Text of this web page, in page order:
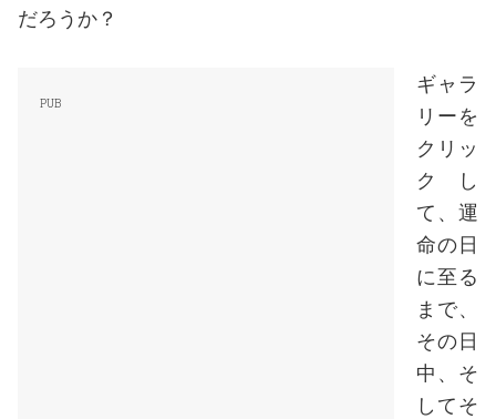
だろうか？
ギャラ
リーを
クリッ
クし
て、運
命の日
に至る
まで、
その日
中、そ
してそ